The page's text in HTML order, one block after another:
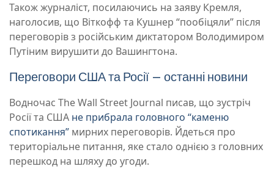
Також журналіст, посилаючись на заяву Кремля,
наголосив, що Віткофф та Кушнер “пообіцяли” після
переговорів з російським диктатором Володимиром
Путіним вирушити до Вашингтона.
Переговори США та Росії – останні новини
Водночас The Wall Street Journal писав, що зустріч
Росії та США не прибрала головного “каменю
спотикання” мирних переговорів. Йдеться про
територіальне питання, яке стало однією з головних
перешкод на шляху до угоди.